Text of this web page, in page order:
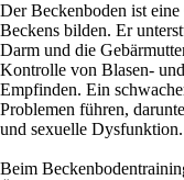
Der Beckenboden ist
Beckens bilden. Er
Darm und die
Kontrolle von Blasen-
Empfinden. Ein
Problemen führen,
und sexuelle Dysfunktion.
Beim